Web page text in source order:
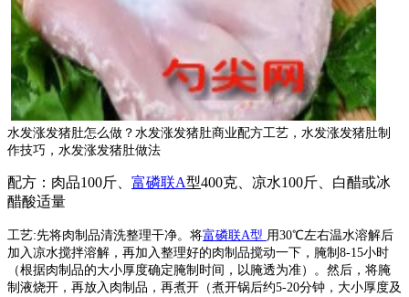
水发涨发猪肚怎么做？水发涨发猪肚商业配方工艺，水发涨发猪肚制
作技巧，水发涨发猪肚做法
配方：肉品100斤、 富磷联A型400克、凉水100斤、白醋或冰
醋酸适量
工艺:先将肉制品清洗整理干净。将富磷联A型 用30℃左右温水溶解后
加入凉水搅拌溶解，再加入整理好的肉制品搅动一下，腌制8-15小时
（根据肉制品的大小厚度确定腌制时间，以腌透为准）。然后，将腌
制液烧开，再放入肉制品，再煮开（煮开锅后约5-20分钟，大小厚度及